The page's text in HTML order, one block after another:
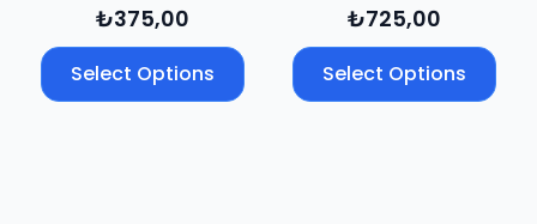
₺375,00
Select Options
₺725,00
Select Options